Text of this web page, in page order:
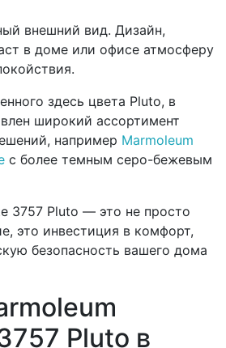
внешний вид. Дизайн,
в доме или офисе атмосферу
здесь цвета Pluto, в
широкий ассортимент
например Marmoleum
с более темным серо-бежевым
3757 Pluto — это не просто
это инвестиция в комфорт,
безопасность вашего дома
Pluto в